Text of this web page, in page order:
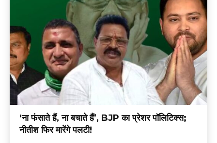
‘ना फंसाते हैं, ना बचाते हैं’, BJP का प्रेशर पॉलिटिक्स;
नीतीश फिर मारेंगे पलटी!